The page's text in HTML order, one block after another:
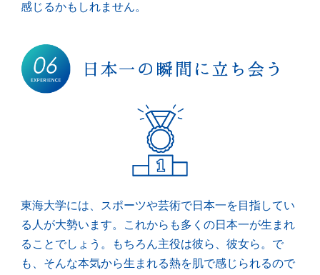
感じるかもしれません。
東海大学には、スポーツや芸術で日本一を目指してい
る人が大勢います。これからも多くの日本一が生まれ
ることでしょう。もちろん主役は彼ら、彼女ら。で
も、そんな本気から生まれる熱を肌で感じられるので